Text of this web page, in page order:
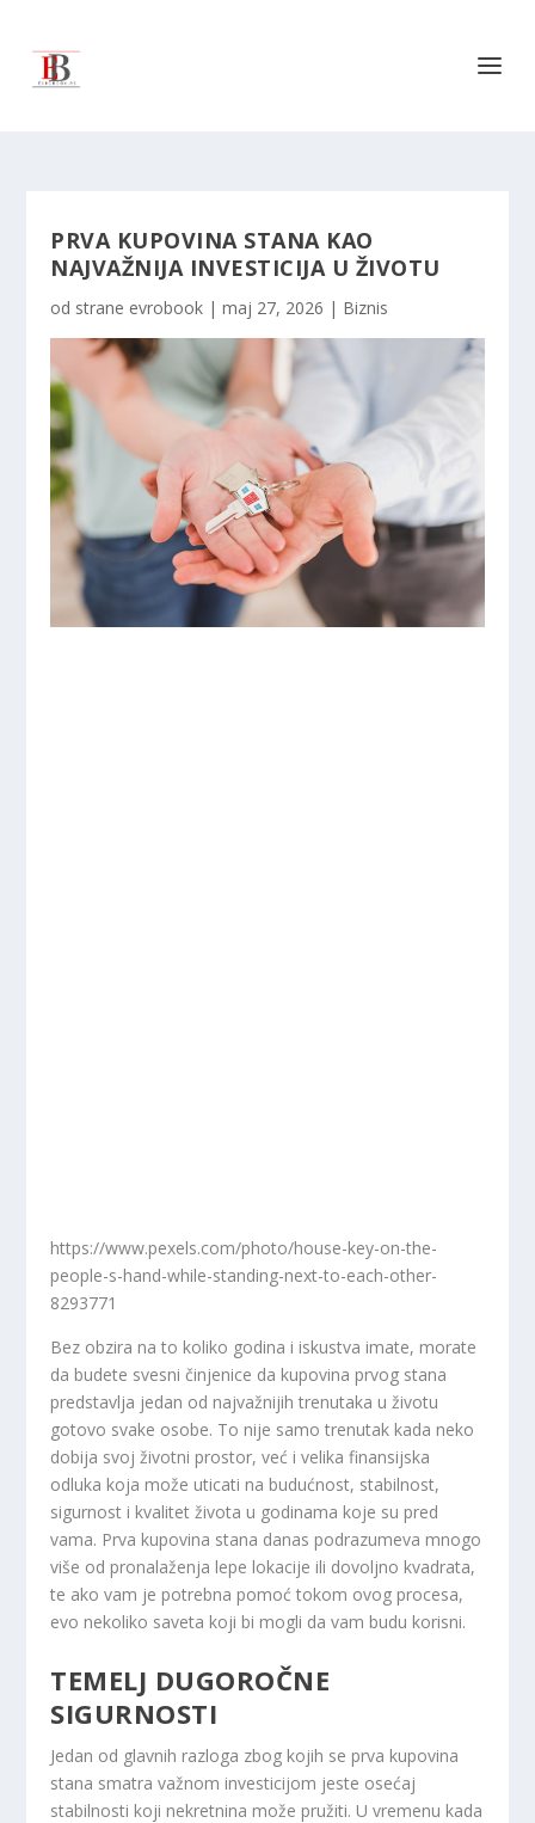
PRVA KUPOVINA STANA KAO
NAJVAŽNIJA INVESTICIJA U ŽIVOTU
od strane evrobook |maj 27, 2026 | Biznis
https://www.pexels.com/photo/house-key-on-the-
people-s-hand-while-standing-next-to-each-other-
8293771
Bez obzira na to koliko godina i iskustva imate, morate
da budete svesni činjenice da kupovina prvog stana
predstavlja jedan od najvažnijih trenutaka u životu
gotovo svake osobe. To nije samo trenutak kada neko
dobija svoj životni prostor, već i velika finansijska
odluka koja može uticati na budućnost, stabilnost,
sigurnost i kvalitet života u godinama koje su pred
vama. Prva kupovina stana danas podrazumeva mnogo
više od pronalaženja lepe lokacije ili dovoljno kvadrata,
te ako vam je potrebna pomoć tokom ovog procesa,
evo nekoliko saveta koji bi mogli da vam budu korisni.
TEMELJ DUGOROČNE
SIGURNOSTI
Jedan od glavnih razloga zbog kojih se prva kupovina
stana smatra važnom investicijom jeste osećaj
stabilnosti koji nekretnina može pružiti. U vremenu kada